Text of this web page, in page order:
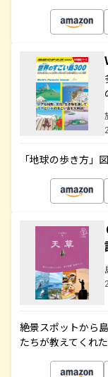
「地球の歩き方」
絶景スポットから
たちが教えてくれ